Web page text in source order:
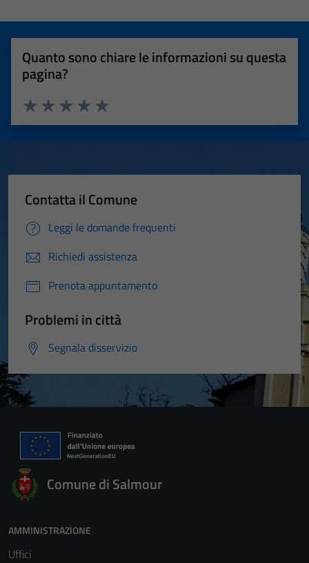
Quanto sono chiare le informazioni su questa
pagina?
Valuta 5 stelle su 5
Valuta 4 stelle su 5
Valuta 3 stelle su 5
Valuta 2 stelle su 5
Valuta 1 stelle su 5
Contatta il Comune
Leggi le domande frequenti
Richiedi assistenza
Prenota appuntamento
Problemi in città
Segnala disservizio
Comune di Salmour
AMMINISTRAZIONE
Uffici